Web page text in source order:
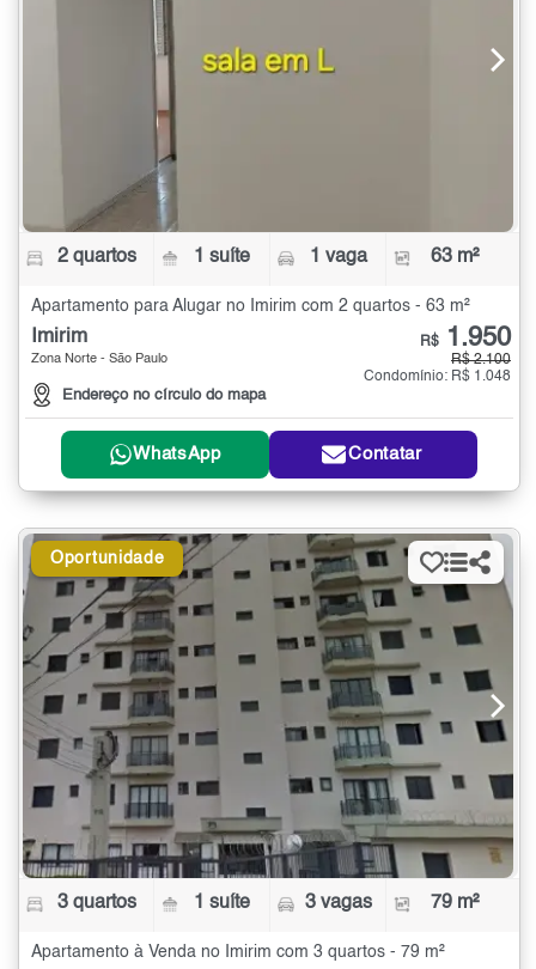
2 quartos 1 suíte 1 vaga 63 m²
Apartamento para Alugar no Imirim com 2 quartos - 63 m²
Imirim
Zona Norte - São Paulo
Endereço no círculo do mapa
R$ 1.950
R$ 2.100
Condomínio: R$ 1.048
WhatsApp Contatar
Oportunidade
3 quartos 1 suíte 3 vagas 79 m²
Apartamento à Venda no Imirim com 3 quartos - 79 m²